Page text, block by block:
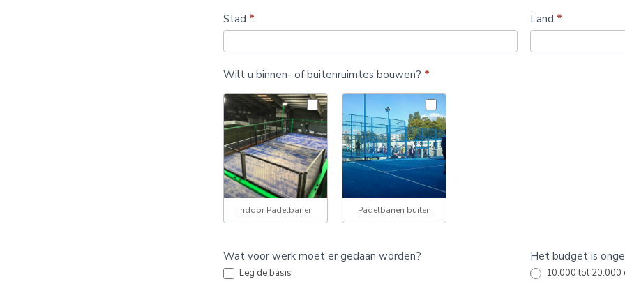
Stad * Land *
Wilt u binnen- of buitenruimtes bouwen? *
Indoor Padelbanen Padelbanen buiten
Wat voor werk moet er gedaan worden?
Leg de basis
Het budget is
10.000 tot 20.000